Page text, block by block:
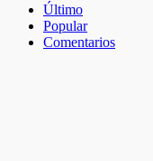
Último
Popular
Comentarios